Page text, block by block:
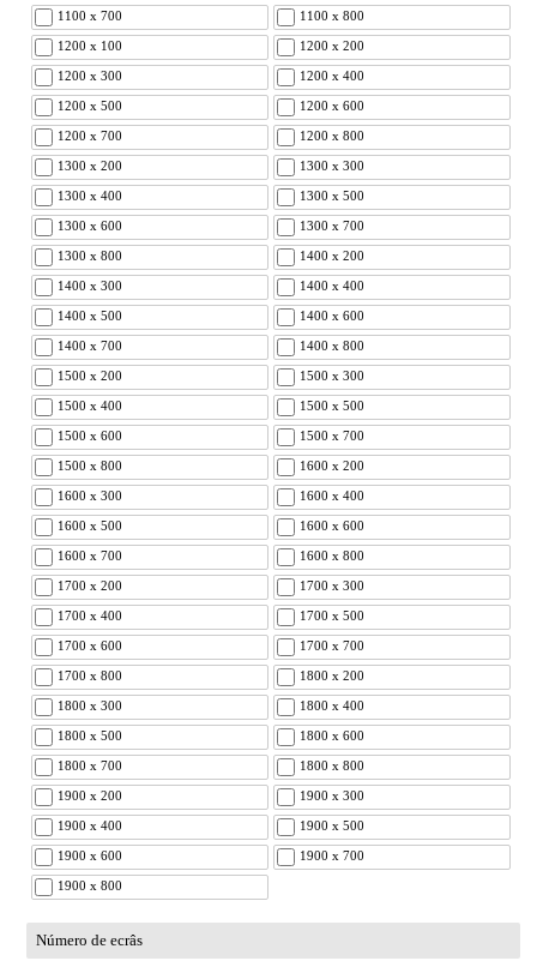
1100 x 700 1100 x 800
1200 x 100 1200 x 200
1200 x 300 1200 x 400
1200 x 500 1200 x 600
1200 x 700 1200 x 800
1300 x 200 1300 x 300
1300 x 400 1300 x 500
1300 x 600 1300 x 700
1300 x 800 1400 x 200
1400 x 300 1400 x 400
1400 x 500 1400 x 600
1400 x 700 1400 x 800
1500 x 200 1500 x 300
1500 x 400 1500 x 500
1500 x 600 1500 x 700
1500 x 800 1600 x 200
1600 x 300 1600 x 400
1600 x 500 1600 x 600
1600 x 700 1600 x 800
1700 x 200 1700 x 300
1700 x 400 1700 x 500
1700 x 600 1700 x 700
1700 x 800 1800 x 200
1800 x 300 1800 x 400
1800 x 500 1800 x 600
1800 x 700 1800 x 800
1900 x 200 1900 x 300
1900 x 400 1900 x 500
1900 x 600 1900 x 700
1900 x 800
Número de ecrâs